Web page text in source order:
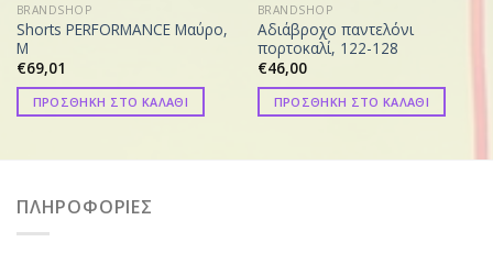
BRANDSHOP
Shorts PERFORMANCE Μαύρο,
M
€69,01
ΠΡΟΣΘΗΚΗ ΣΤΟ ΚΑΛΑΘΙ
BRANDSHOP
Αδιάβροχο παντελόνι
πορτοκαλί, 122-128
€46,00
ΠΡΟΣΘΗΚΗ ΣΤΟ ΚΑΛΑΘΙ
ΠΛΗΡΟΦΟΡΙΕΣ